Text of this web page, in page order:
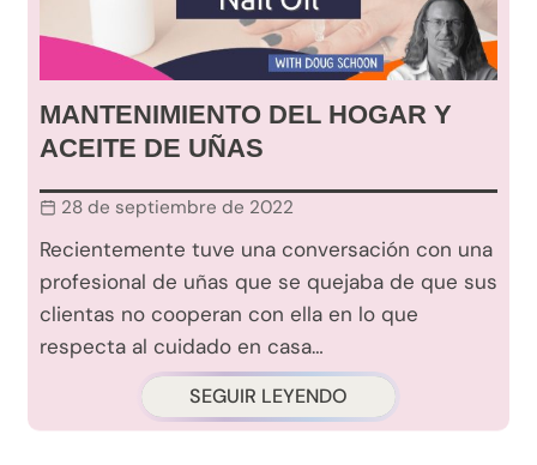
MANTENIMIENTO DEL HOGAR Y
ACEITE DE UÑAS
28 de septiembre de 2022
Recientemente tuve una conversación con una
profesional de uñas que se quejaba de que sus
clientas no cooperan con ella en lo que
respecta al cuidado en casa…
SEGUIR LEYENDO